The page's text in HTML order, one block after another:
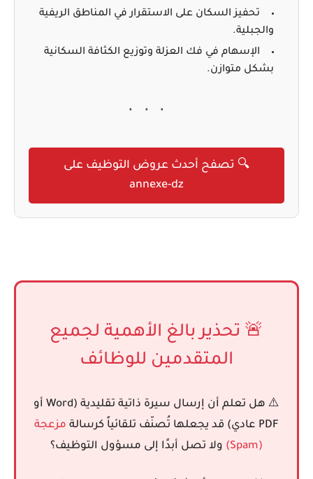
تحفيز السكان على الاستقرار في المناطق الريفية
والجبلية.
الإسهام في فك العزلة وتوزيع الكثافة السكانية
بشكل متوازن.
🔍 تصفح أحدث عروض التوظيف على
annexe-dz
🚨 تحذير بالغ الأهمية لجميع
المتقدمين للوظائف
⚠️ هل تعلم أن إرسال سيرة ذاتية تقليدية (Word أو
PDF عادي) قد يجعلها تُصنّف تلقائياً كرسالة
مزعجة
(Spam)
ولا تصل أبدًا إلى مسؤول التوظيف؟